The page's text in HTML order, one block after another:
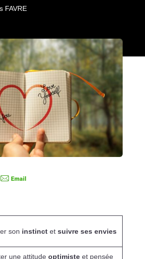
FAVRE
son instinctet suivre ses envies
une attitude optimisteet pensée